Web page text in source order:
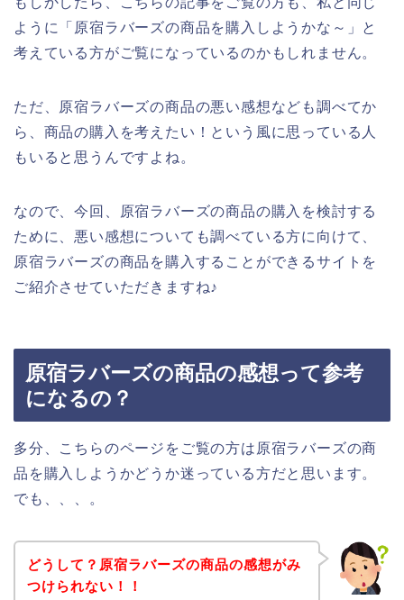
ように「原宿ラバーズの商品を購入しようかな～」と
考えている方がご覧になっているのかもしれません。
ただ、原宿ラバーズの商品の悪い感想なども調べてか
ら、商品の購入を考えたい！という風に思っている人
もいると思うんですよね。
なので、今回、原宿ラバーズの商品の購入を検討する
ために、悪い感想についても調べている方に向けて、
原宿ラバーズの商品を購入することができるサイトを
ご紹介させていただきますね♪
原宿ラバーズの商品の感想って参考
になるの？
多分、こちらのページをご覧の方は原宿ラバーズの商
品を購入しようかどうか迷っている方だと思います。
でも、、、。
どうして？原宿ラバーズの商品の感想がみ
つけられない！！